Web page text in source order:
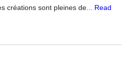
créations sont pleines de... Read